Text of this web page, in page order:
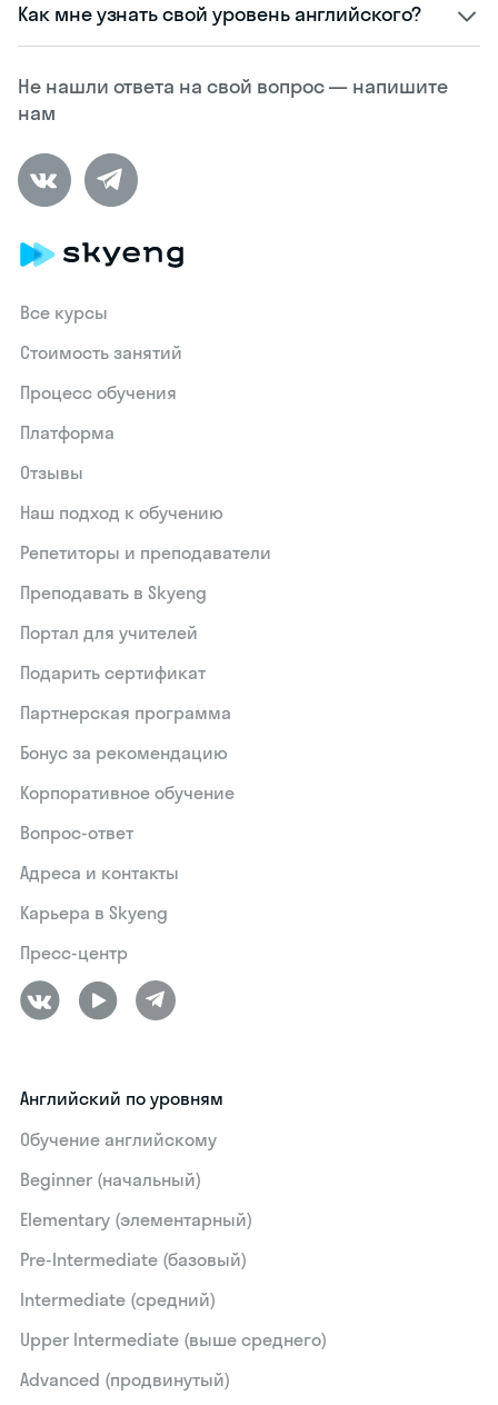
Не нашли ответа на свой вопрос — напишите
нам
Как мне узнать свой уровень английского?
Все курсы
Стоимость занятий
Процесс обучения
Платформа
Отзывы
Наш подход к обучению
Репетиторы и преподаватели
Преподавать в Skyeng
Портал для учителей
Подарить сертификат
Партнерская программа
Бонус за рекомендацию
Корпоративное обучение
Вопрос-ответ
Адреса и контакты
Карьера в Skyeng
Пресс-центр
Английский по уровням
Обучение английскому
Beginner (начальный)
Elementary (элементарный)
Pre-Intermediate (базовый)
Intermediate (средний)
Upper Intermediate (выше среднего)
Advanced (продвинутый)